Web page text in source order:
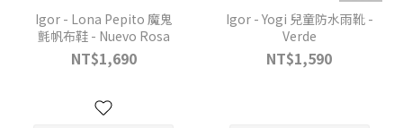
Igor - Lona Pepito 魔鬼
氈帆布鞋 - Nuevo Rosa
NT$1,690
Igor - Yogi 兒童防水雨靴 -
Verde
NT$1,590